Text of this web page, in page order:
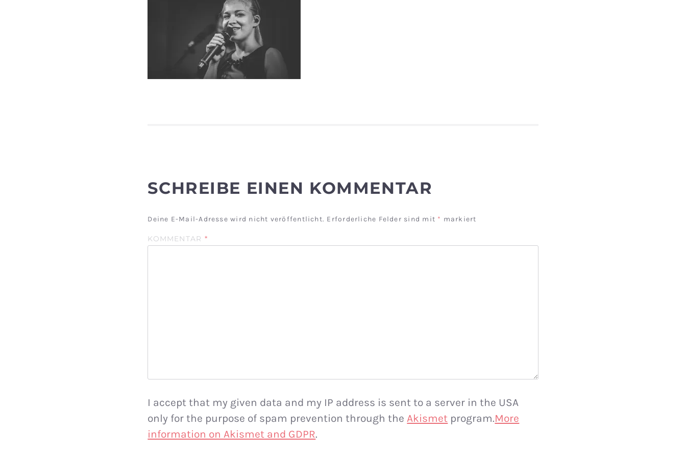
SCHREIBE EINEN KOMMENTAR
Deine E-Mail-Adresse wird nicht veröffentlicht. Erforderliche Felder sind mit * markiert
KOMMENTAR *
I accept that my given data and my IP address is sent to a server in the USA
only for the purpose of spam prevention through the Akismet program.More
information on Akismet and GDPR.